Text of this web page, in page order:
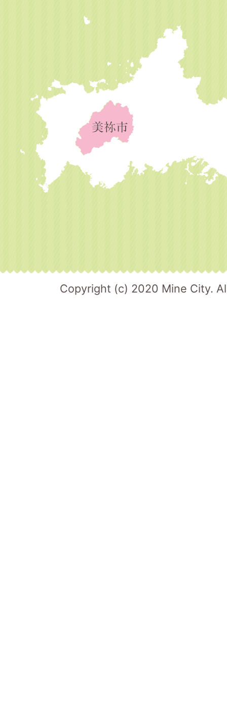
Copyright (c) 2020 Mine City.